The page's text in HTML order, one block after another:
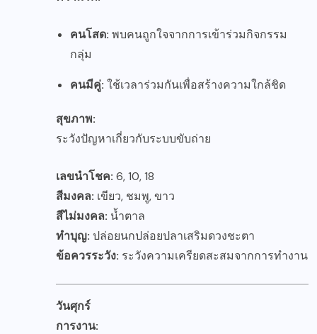
คนโสด: พบคนถูกใจจากการเข้าร่วมกิจกรรม
กลุ่ม
คนมีคู่: ใช้เวลาร่วมกันเพื่อสร้างความใกล้ชิด
สุขภาพ:
ระวังปัญหาเกี่ยวกับระบบขับถ่าย
เลขนำโชค: 6, 10, 18
สีมงคล: เขียว, ชมพู, ขาว
สีไม่มงคล: น้ำตาล
ทำบุญ: ปล่อยนกปล่อยปลาเสริมดวงชะตา
ข้อควรระวัง: ระวังความเครียดสะสมจากการทำงาน
วันศุกร์
การงาน: